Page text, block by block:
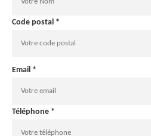
Code postal *
Email *
Téléphone *